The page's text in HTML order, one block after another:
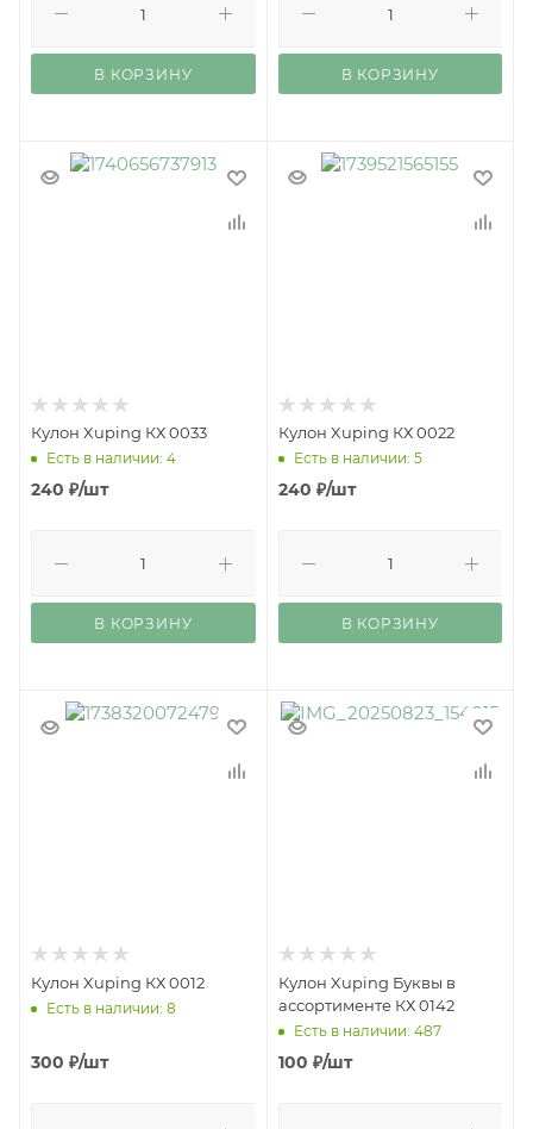
В КОРЗИНУ В КОРЗИНУ
Кулон Xuping КХ 0033
Есть в наличии: 4
240 ₽/шт
В КОРЗИНУ
Кулон Xuping КХ 0022
Есть в наличии: 5
240 ₽/шт
В КОРЗИНУ
Кулон Xuping КХ 0012
Есть в наличии: 8
300 ₽/шт
Кулон Xuping Буквы в
ассортименте КХ 0142
Есть в наличии: 487
100 ₽/шт